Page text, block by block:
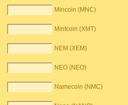
Mincoin (MNC)
Mintcoin (XMT)
NEM (XEM)
NEO (NEO)
Namecoin (NMC)